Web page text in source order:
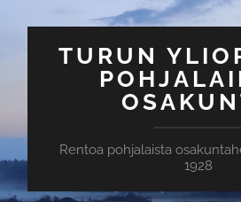
TURUN
Rentoa pohjalaista
1928